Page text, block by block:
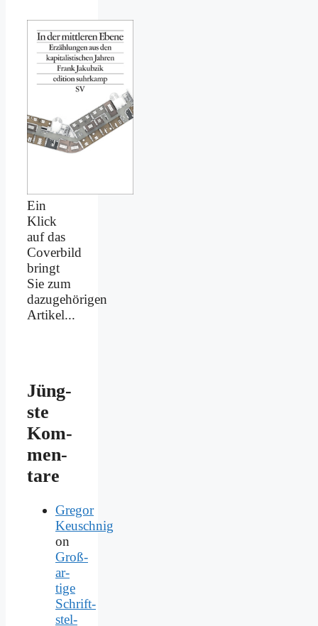
Ein
Klick
auf das
Coverbild
bringt
Sie zum
dazugehörigen
Artikel...
Jüng­
ste
Kom­
men­
ta­re
Gregor
Keuschnig
on
Groß­
ar­
ti­ge
Schrift­
stel­